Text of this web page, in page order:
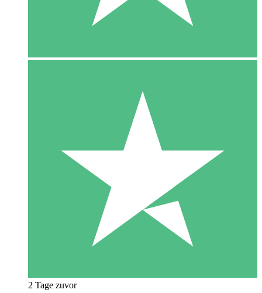
2 Tage zuvor